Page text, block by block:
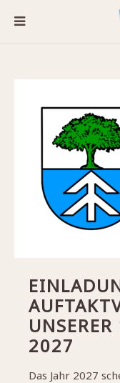
2027
Das Jahr 2027